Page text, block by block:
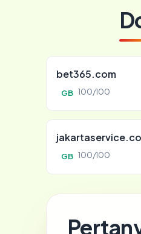
bet365.com
GB 100/100
GB 100/100